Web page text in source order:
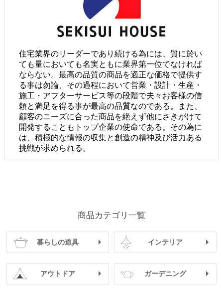
住宅業界のリーダーであり続ける為には、質に於い
ても量においても名実ともに業界第一位でなければ
ならない。最高の品質の商品を適正な価格で提供す
る事は勿論、その過程において営業・設計・生産・
施工・アフターサービス等の段階で夫々お客様の信
頼と満足を得る事が最高の品質なのである。また、
顧客のニーズに合った商品を絶えず他にさきがけて
開発することもトップ企業の使命である。その為に
は、積極的な情報の収集と創造の精神及び活力ある
挑戦が求められる。
商品カテゴリ一覧
暮らしの道具 インテリア
アウトドア ガーデニング